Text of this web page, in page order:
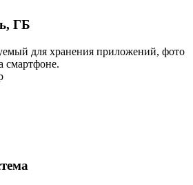
ГБ
для хранения приложений, фото
смартфоне.